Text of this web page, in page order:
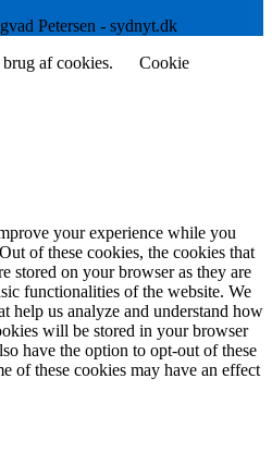
Petersen - sydnyt.dk
af cookies.
Cookie
your experience while you
of these cookies, the cookies that
stored on your browser as they are
functionalities of the website. We
help us analyze and understand how
will be stored in your browser
have the option to opt-out of these
of these cookies may have an effect